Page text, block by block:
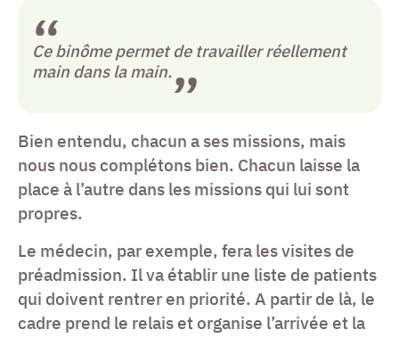
Ce binôme permet de travailler réellement
main dans la main.
Bien entendu, chacun a ses missions, mais
nous nous complétons bien. Chacun laisse la
place à l’autre dans les missions qui lui sont
propres.
Le médecin, par exemple, fera les visites de
préadmission. Il va établir une liste de patients
qui doivent rentrer en priorité. A partir de là, le
cadre prend le relais et organise l’arrivée et la